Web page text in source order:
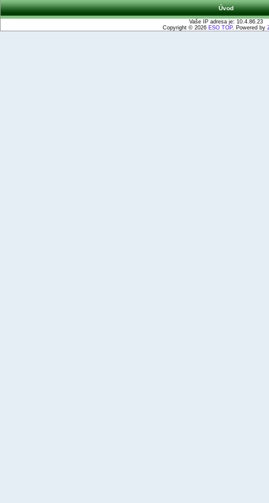
Úvod
Vaše IP adresa je: 10.4.86.23
Copyright © 2026 ESO TOP. Powered by